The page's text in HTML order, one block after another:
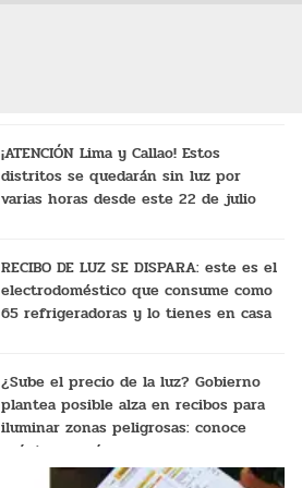
¡ATENCIÓN Lima y Callao! Estos
distritos se quedarán sin luz por
varias horas desde este 22 de julio
RECIBO DE LUZ SE DISPARA: este es el
electrodoméstico que consume como
65 refrigeradoras y lo tienes en casa
¿Sube el precio de la luz? Gobierno
plantea posible alza en recibos para
iluminar zonas peligrosas: conoce
cuánto pagarías